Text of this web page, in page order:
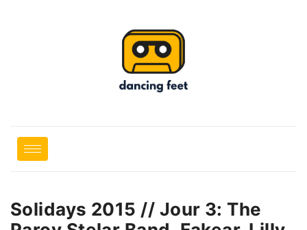
Solidays 2015 // Jour 3: The